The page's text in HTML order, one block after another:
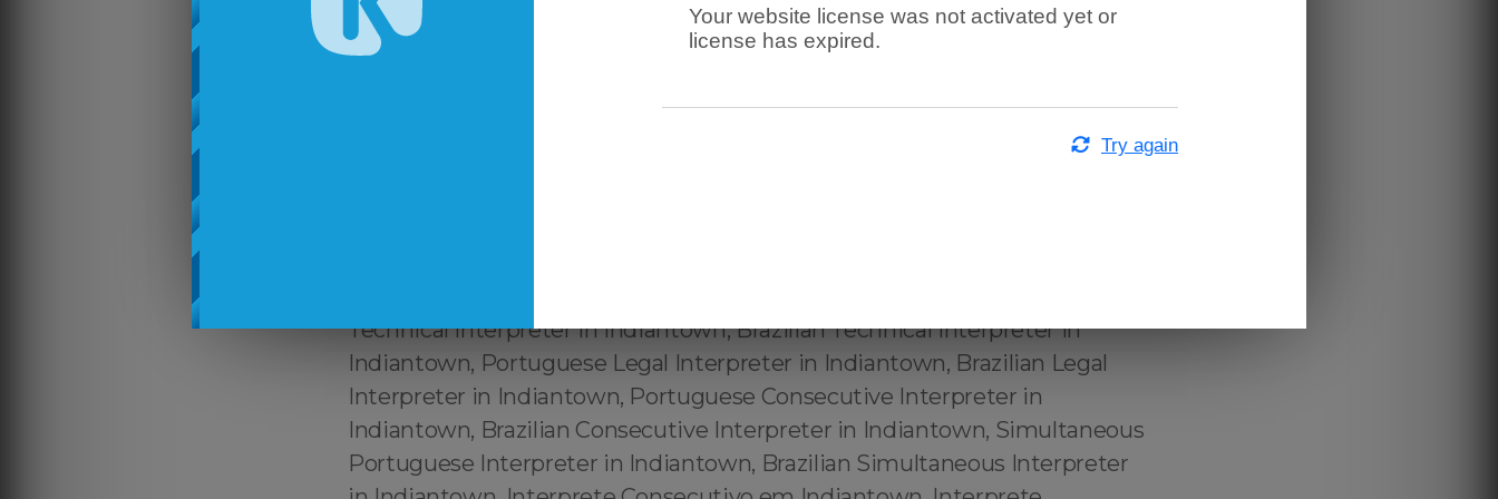
Translator in Indiantown, Official Portuguese Translator in Indiantown ,
Certified Portuguese to English Translator in Indiantown, Tradutor
Technical Interpreter in Indiantown, Brazilian Technical Interpreter in
Indiantown, Portuguese Legal Interpreter in Indiantown, Brazilian Legal
Interpreter in Indiantown, Portuguese Consecutive Interpreter in
Indiantown, Brazilian Consecutive Interpreter in Indiantown, Simultaneous
Portuguese Interpreter in Indiantown, Brazilian Simultaneous Interpreter
Your website license was not activated yet or
license has expired.
Try again